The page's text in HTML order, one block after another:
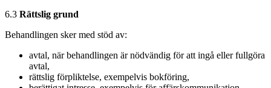
6.3 Rättslig grund
Behandlingen sker med stöd av:
avtal, när behandlingen är nödvändig för att ingå eller fullgöra
avtal,
rättslig förpliktelse, exempelvis bokföring,